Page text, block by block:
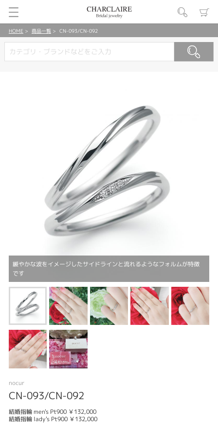
HOME 商品一覧 CN-093/CN-092
緩やかな波をイメージしたサイドラインと流れるようなフォルムが特徴
です
nocur
CN-093/CN-092
結婚指輪 men's Pt900 ￥132,000
結婚指輪 lady's Pt900 ￥132,000